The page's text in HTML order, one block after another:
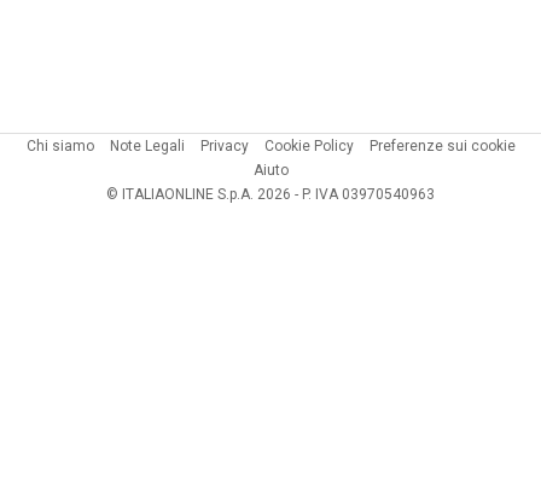
Chi siamo Note Legali Privacy Cookie Policy
Preferenze sui cookie
Aiuto
© ITALIAONLINE S.p.A. 2026 - P. IVA 03970540963